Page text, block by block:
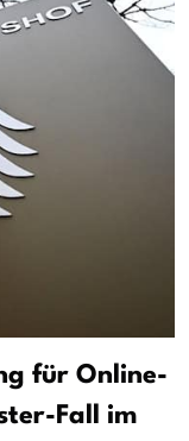
für Online-
Fall im